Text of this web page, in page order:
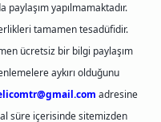
yapılmamaktadır.
tamamen tesadüfidir.
ücretsiz bir bilgi paylaşım
aykırı olduğunu
adresine
süre içerisinde sitemizden